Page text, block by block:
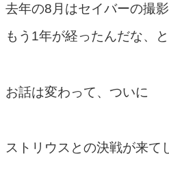
去年の8月はセイバーの撮
もう1年が経ったんだな、
お話は変わって、ついに
ストリウスとの決戦が来て